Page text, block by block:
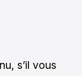
s’il vous